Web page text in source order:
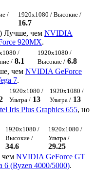
/ 1920x1080 / Высокие /
16.7
Лучше, чем NVIDIA
920MX.
/
/ 8.1
1920x1080 /
Высокие / 6.8
чем NVIDIA GeForce
7.
1920x1080 /
Ультра / 13
1920x1080 /
Ультра / 13
Iris Plus Graphics 655, но
1920x1080 /
Высокие /
34.6
1920x1080 /
Ультра /
29.25
чем NVIDIA GeForce GT
6 (Ryzen 4000/5000).